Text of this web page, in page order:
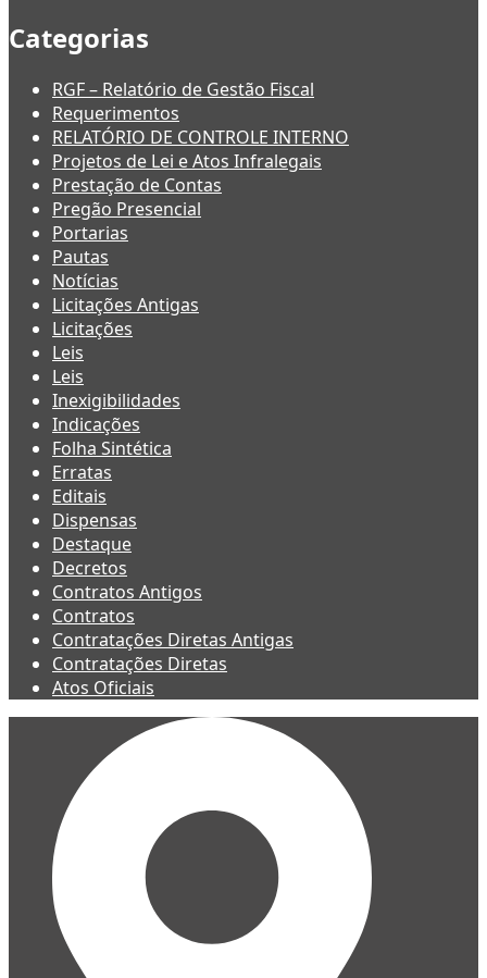
Categorias
RGF – Relatório de Gestão Fiscal
Requerimentos
RELATÓRIO DE CONTROLE INTERNO
Projetos de Lei e Atos Infralegais
Prestação de Contas
Pregão Presencial
Portarias
Pautas
Notícias
Licitações Antigas
Licitações
Leis
Leis
Inexigibilidades
Indicações
Folha Sintética
Erratas
Editais
Dispensas
Destaque
Decretos
Contratos Antigos
Contratos
Contratações Diretas Antigas
Contratações Diretas
Atos Oficiais